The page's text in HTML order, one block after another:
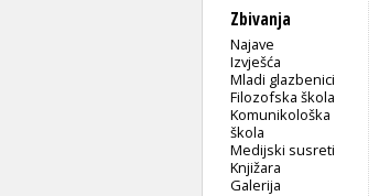
Zbivanja
Najave
Izvješća
Mladi glazbenici
Filozofska škola
Komunikološka
škola
Medijski susreti
Knjižara
Galerija